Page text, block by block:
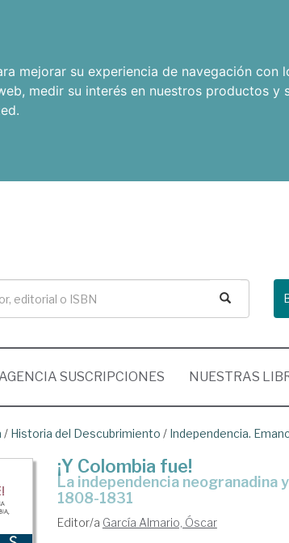
mejorar su experiencia de navegación con
, medir su interés en nuestros productos y
.
SUSCRIPCIONES NUESTRAS
/ Historia del Descubrimiento / Independencia.
¡Y Colombia fue!
La independencia neogranadina y la Primera República de Colombia,
1808-1831
Editor/a García Almario, Óscar